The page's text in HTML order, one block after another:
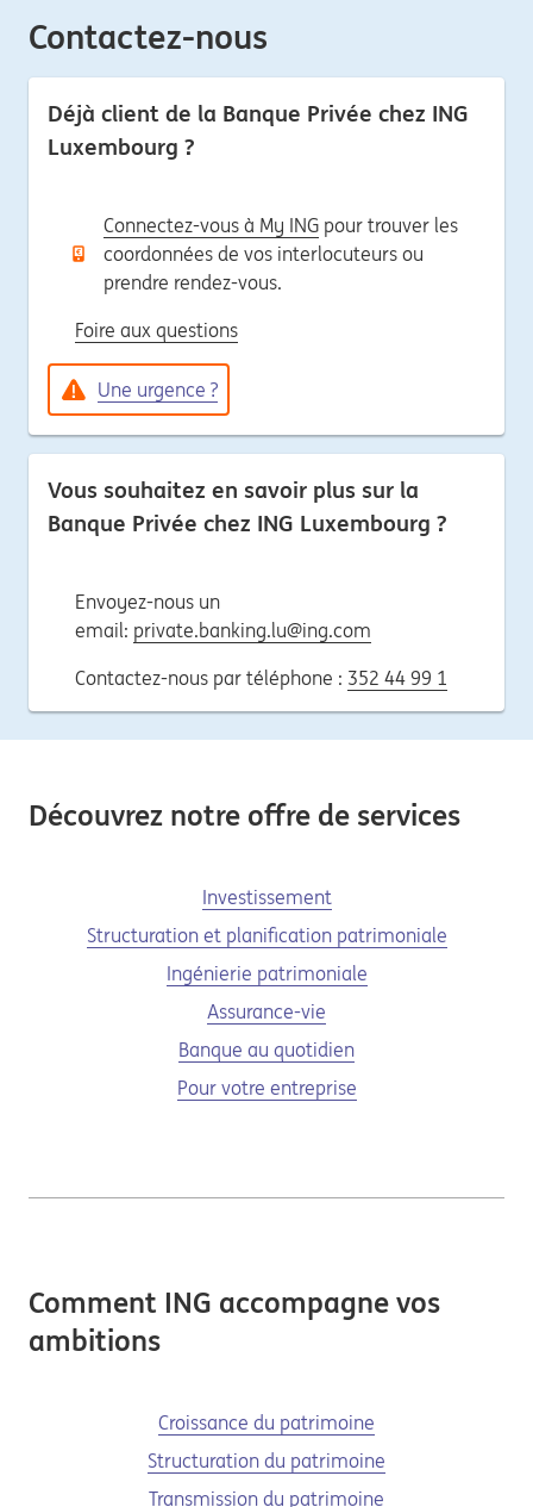
Contactez-nous
Déjà client de la Banque Privée chez ING
Luxembourg ?
Connectez-vous à My ING pour trouver les
coordonnées de vos interlocuteurs ou
prendre rendez-vous.
Foire aux questions
Une urgence ?
Vous souhaitez en savoir plus sur la
Banque Privée chez ING Luxembourg ?
Envoyez-nous un
email: private.banking.lu@ing.com
Contactez-nous par téléphone : 352 44 99 1
Découvrez notre offre de services
Investissement
Structuration et planification patrimoniale
Ingénierie patrimoniale
Assurance-vie
Banque au quotidien
Pour votre entreprise
Comment ING accompagne vos
ambitions
Croissance du patrimoine
Structuration du patrimoine
Transmission du patrimoine